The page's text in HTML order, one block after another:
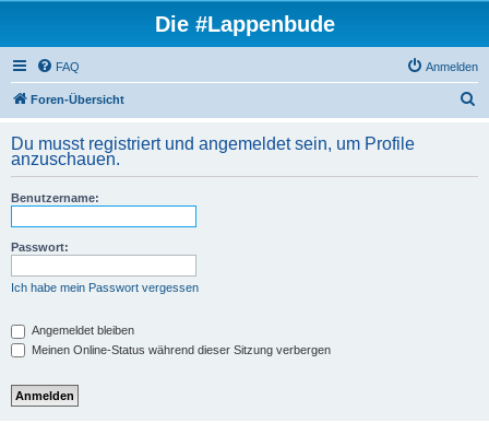
Die #Lappenbude
FAQ Anmelden
Foren-Übersicht
h
Du musst registriert und angemeldet sein, um Profile
anzuschauen.
Benutzername:
Passwort:
Ich habe mein Passwort vergessen
Angemeldet bleiben
Meinen Online-Status während dieser Sitzung verbergen